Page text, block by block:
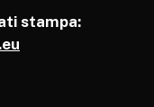
stampa: